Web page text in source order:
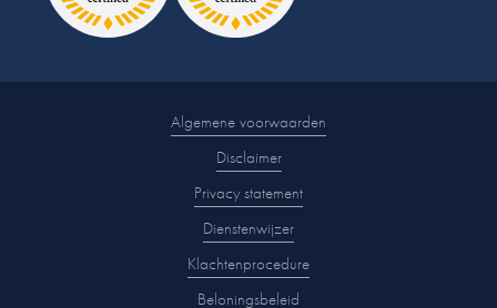
Algemene voorwaarden
Disclaimer
Privacy statement
Dienstenwijzer
Klachtenprocedure
Beloningsbeleid